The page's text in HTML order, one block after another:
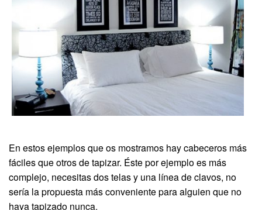
En estos ejemplos que os mostramos hay cabeceros más
fáciles que otros de tapizar. Éste por ejemplo es más
complejo, necesitas dos telas y una línea de clavos, no
sería la propuesta más conveniente para alguien que no
haya tapizado nunca.